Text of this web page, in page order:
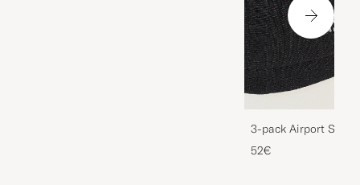
3-pack Airport
Melange
52€